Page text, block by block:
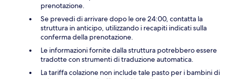
prenotazione.
Se prevedi di arrivare dopo le ore 24:00, contatta la
struttura in anticipo, utilizzando i recapiti indicati sulla
conferma della prenotazione.
Le informazioni fornite dalla struttura potrebbero essere
tradotte con strumenti di traduzione automatica.
La tariffa colazione non include tale pasto per i bambini di